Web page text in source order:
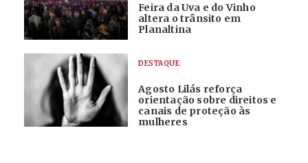
Feira da Uva e do Vinho
altera o trânsito em
Planaltina
DESTAQUE
Agosto Lilás reforça
orientação sobre direitos e
canais de proteção às
mulheres